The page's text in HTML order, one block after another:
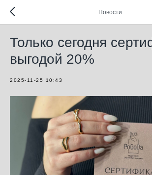
Новости
Только сегодня
выгодой 20%
2025-11-25 10:43